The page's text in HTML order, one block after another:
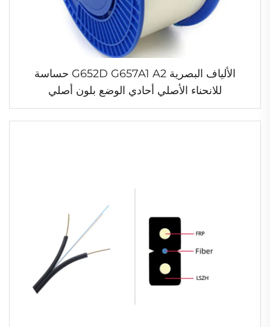
الألياف البصرية G652D G657A1 A2 حساسة
للانحناء الأصلي أحادي الوضع بلون أصلي